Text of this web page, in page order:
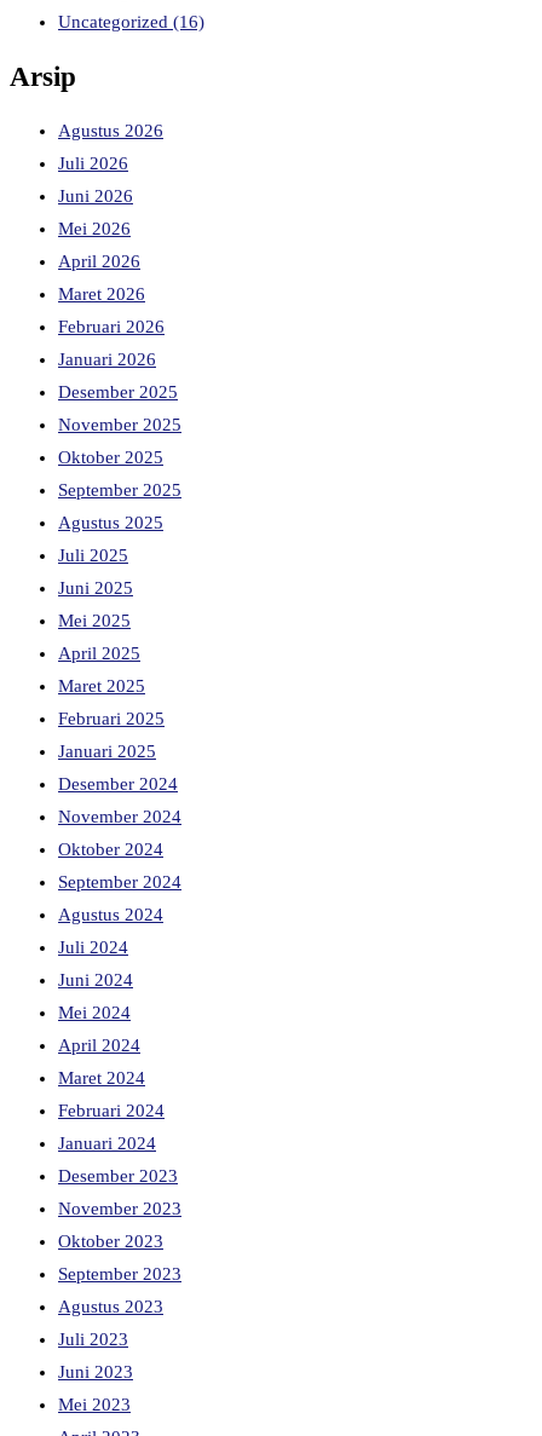
Uncategorized (16)
Arsip
Agustus 2026
Juli 2026
Juni 2026
Mei 2026
April 2026
Maret 2026
Februari 2026
Januari 2026
Desember 2025
November 2025
Oktober 2025
September 2025
Agustus 2025
Juli 2025
Juni 2025
Mei 2025
April 2025
Maret 2025
Februari 2025
Januari 2025
Desember 2024
November 2024
Oktober 2024
September 2024
Agustus 2024
Juli 2024
Juni 2024
Mei 2024
April 2024
Maret 2024
Februari 2024
Januari 2024
Desember 2023
November 2023
Oktober 2023
September 2023
Agustus 2023
Juli 2023
Juni 2023
Mei 2023